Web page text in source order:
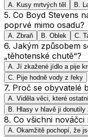
A. Kusy mrtvých těl B.
5. Co Boyd Stevens
poprvé mimo osadu?
A. Zbraň B. Oblek C.
6. Jakým způsobem
„těhotenské chutě“?
A. Jí zkažené jídlo a pije
C. Pije hodně vody z řeky
7. Proč se obyvatelé
A. Viděla věci, které
B. Hlasy v hlavě ji
8. Co všichni nováčci
A. Okamžitě pochopí, že